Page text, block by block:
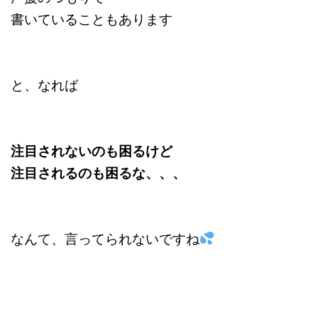
書いていることもあります
と、なれば
注目されないのも困るけど
注目されるのも困るな、、、
なんて、言ってられないですね